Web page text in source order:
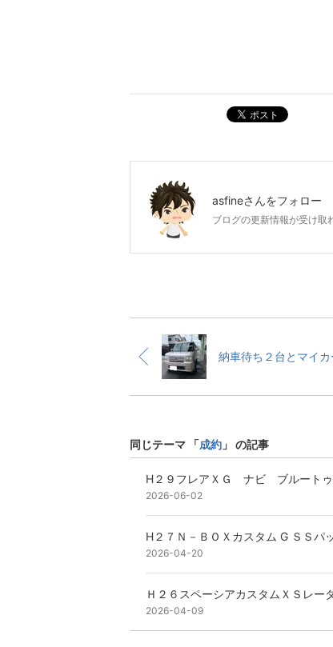
ポスト
asfineさんをフォロー
ブログの更新情報が受け取
同じテーマ 「成約 」 の記事
H２９フレアＸＧ ナビ ブルート
2026-06-02
H２７Ｎ－ＢＯＸカスタム G ＳＳパ
2026-04-20
Ｈ２６スペーシアカスタムＸＳレ
2026-04-09